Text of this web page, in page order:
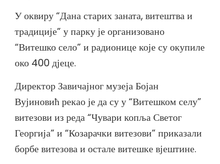
У оквиру “Дана старих заната, витештва и
традиције” у парку је организовано
“Витешко село” и радионице које су окупиле
око 400 дјеце.
Директор Завичајног музеја Бојан
Вујиновић рекао је да су у “Витешком селу”
витезови из реда “Чувари копља Светог
Георгија” и “Козарачки витезови” приказали
борбе витезова и остале витешке вјештине.